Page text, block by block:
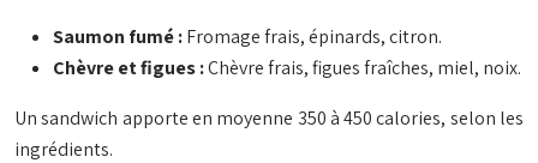
Saumon fumé :Fromage frais, épinards, citron.
Chèvre et figues :Chèvre frais, figues fraîches, miel, noix.
Un sandwich apporte en moyenne 350 à 450 calories, selon les
ingrédients.